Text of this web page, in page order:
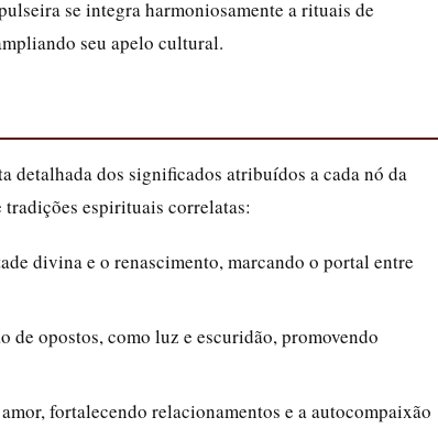
se integra harmoniosamente a rituais de
seu apelo cultural.
detalhada dos significados atribuídos a cada nó da
tradições espirituais correlatas:
divina e o renascimento, marcando o portal entre
de opostos, como luz e escuridão, promovendo
fortalecendo relacionamentos e a autocompaixão